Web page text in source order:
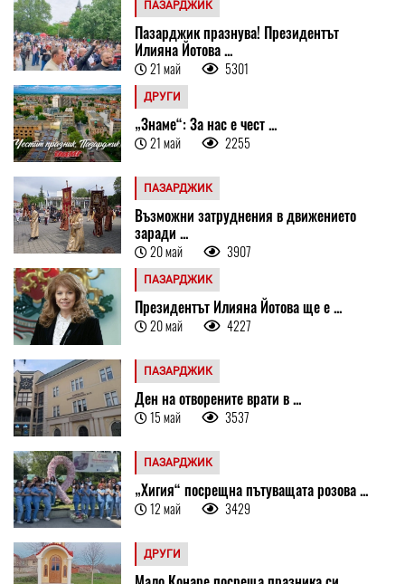
ПАЗАРДЖИК
Пазарджик празнува! Президентът
Илияна Йотова ...
21 май 5301
ДРУГИ
„Знаме“: За нас е чест ...
21 май 2255
ПАЗАРДЖИК
Възможни затруднения в движението
заради ...
20 май 3907
ПАЗАРДЖИК
Президентът Илияна Йотова ще е ...
20 май 4227
ПАЗАРДЖИК
Ден на отворените врати в ...
15 май 3537
ПАЗАРДЖИК
„Хигия“ посрещна пътуващата розова ...
12 май 3429
ДРУГИ